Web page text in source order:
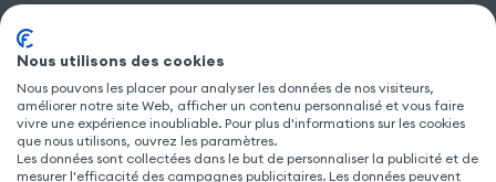
SUIVEZ NOUS
Nous utilisons des cookies
Nous pouvons les placer pour analyser les données de nos visiteurs,
améliorer notre site Web, afficher un contenu personnalisé et vous faire
vivre une expérience inoubliable. Pour plus d'informations sur les cookies
que nous utilisons, ouvrez les paramètres.
Les données sont collectées dans le but de personnaliser la publicité et de
mesurer l'efficacité des campagnes publicitaires. Les données peuvent